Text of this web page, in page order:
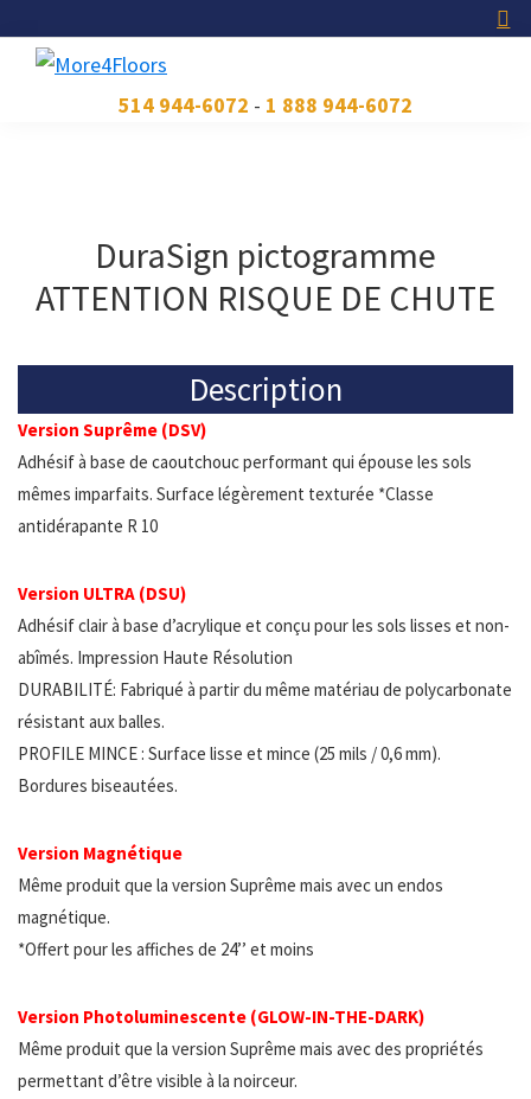
More4Floors514 944-6072 - 1 888 944-6072
DuraSign pictogramme
ATTENTION RISQUE DE CHUTE
Description
Version Suprême (DSV)
Adhésif à base de caoutchouc performant qui épouse les sols
mêmes imparfaits. Surface légèrement texturée *Classe
antidérapante R 10
Version ULTRA (DSU)
Adhésif clair à base d’acrylique et conçu pour les sols lisses et non-
abîmés. Impression Haute Résolution
DURABILITÉ: Fabriqué à partir du même matériau de polycarbonate
résistant aux balles.
PROFILE MINCE : Surface lisse et mince (25 mils / 0,6 mm).
Bordures biseautées.
Version Magnétique
Même produit que la version Suprême mais avec un endos
magnétique.
*Offert pour les affiches de 24’’ et moins
Version Photoluminescente (GLOW-IN-THE-DARK)
Même produit que la version Suprême mais avec des propriétés
permettant d’être visible à la noirceur.